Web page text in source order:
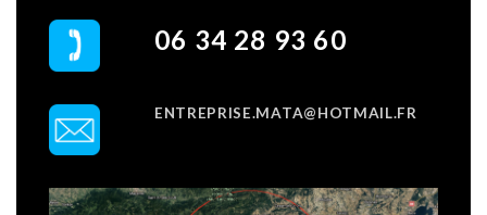
06 34 28 93 60
ENTREPRISE.MATA@HOTMAIL.FR